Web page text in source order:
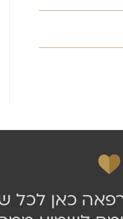
כאן לכל